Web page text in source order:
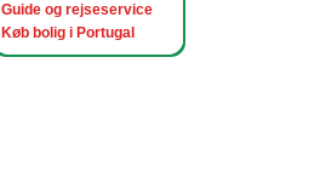
Guide og rejseservice
Køb bolig i Portugal